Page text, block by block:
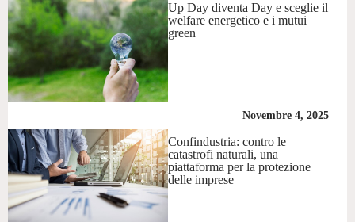
Up Day diventa Day e sceglie il
welfare energetico e i mutui
green
Novembre 4, 2025
Confindustria: contro le
catastrofi naturali, una
piattaforma per la protezione
delle imprese